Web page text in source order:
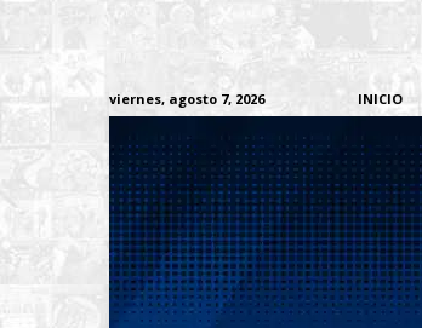
viernes, agosto 7, 2026 INICIO